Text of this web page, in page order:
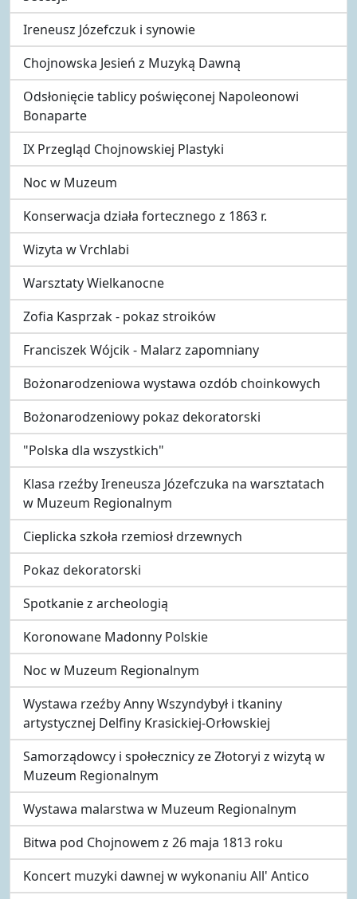
Ireneusz Józefczuk i synowie
Chojnowska Jesień z Muzyką Dawną
Odsłonięcie tablicy poświęconej Napoleonowi
Bonaparte
IX Przegląd Chojnowskiej Plastyki
Noc w Muzeum
Konserwacja działa fortecznego z 1863 r.
Wizyta w Vrchlabi
Warsztaty Wielkanocne
Zofia Kasprzak - pokaz stroików
Franciszek Wójcik - Malarz zapomniany
Bożonarodzeniowa wystawa ozdób choinkowych
Bożonarodzeniowy pokaz dekoratorski
"Polska dla wszystkich"
Klasa rzeźby Ireneusza Józefczuka na warsztatach
w Muzeum Regionalnym
Cieplicka szkoła rzemiosł drzewnych
Pokaz dekoratorski
Spotkanie z archeologią
Koronowane Madonny Polskie
Noc w Muzeum Regionalnym
Wystawa rzeźby Anny Wszyndybył i tkaniny
artystycznej Delfiny Krasickiej-Orłowskiej
Samorządowcy i społecznicy ze Złotoryi z wizytą w
Muzeum Regionalnym
Wystawa malarstwa w Muzeum Regionalnym
Bitwa pod Chojnowem z 26 maja 1813 roku
Koncert muzyki dawnej w wykonaniu All' Antico